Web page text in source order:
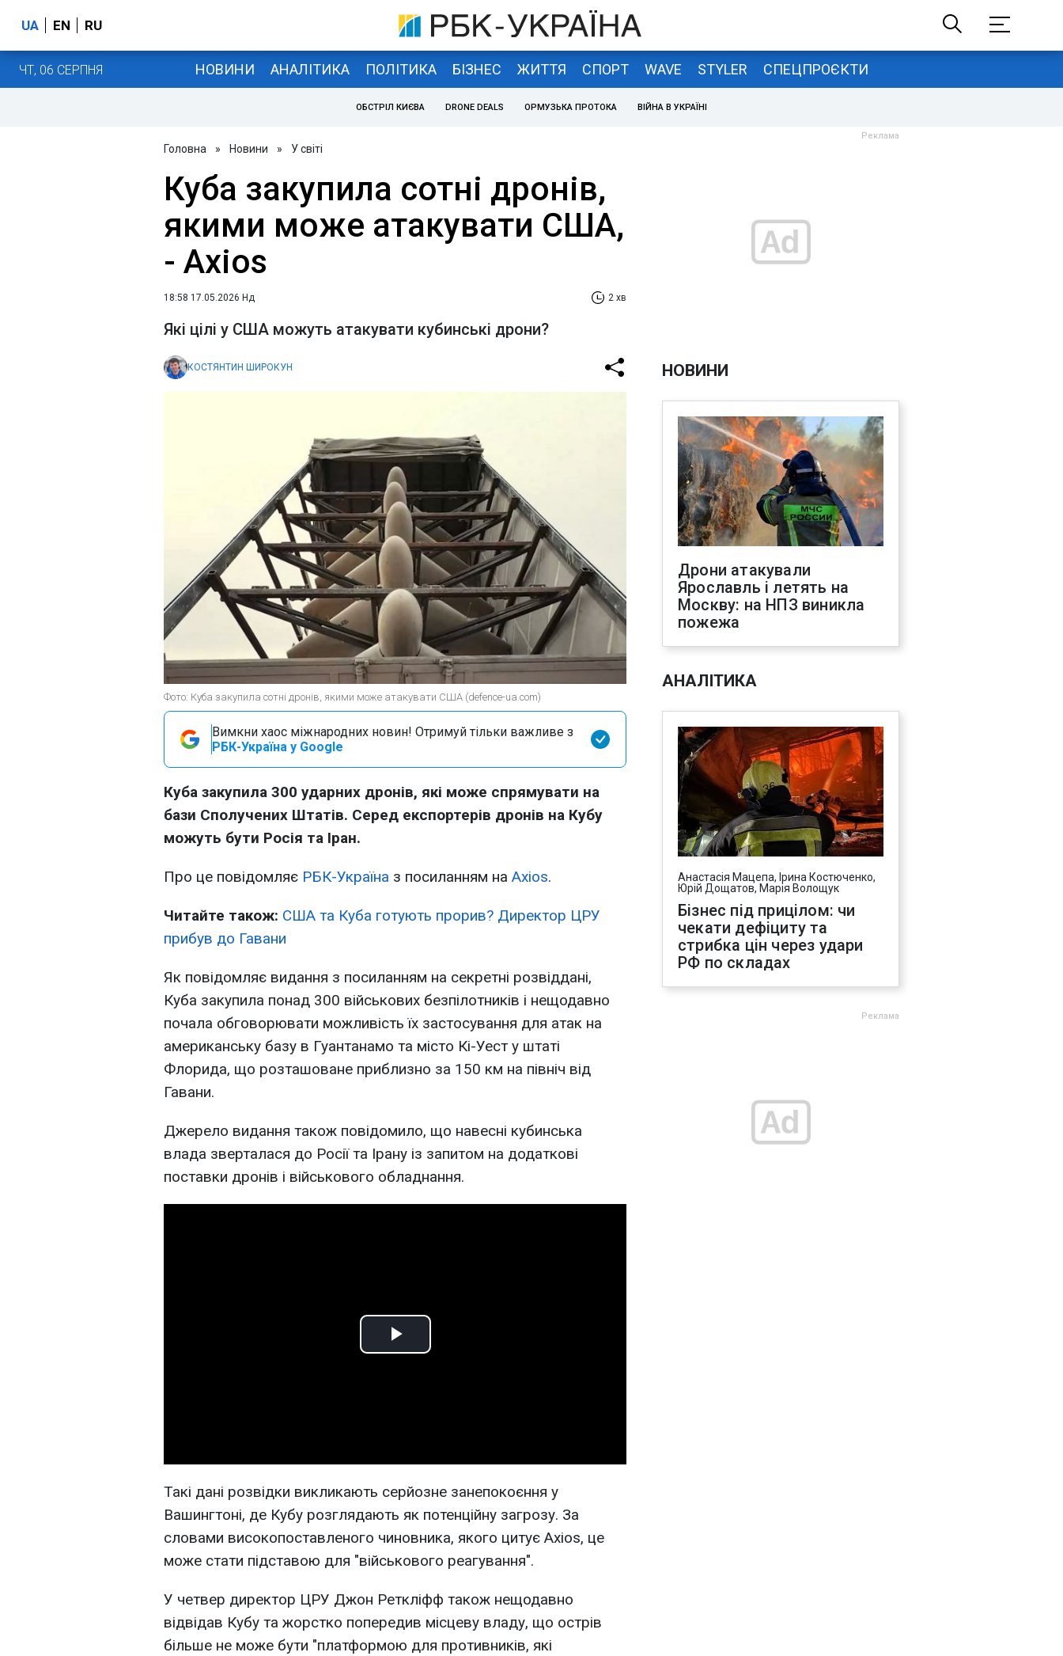
UA EN RU
ЧТ, 06 СЕРПНЯ НОВИНИ АНАЛІТИКА ПОЛІТИКА БІЗНЕС ЖИТТЯ СПОРТ WAVE STYLER СПЕЦПРОЄКТИ
ОБСТРІЛ КИЄВА DRONE DEALS ОРМУЗЬКА ПРОТОКА ВІЙНА В УКРАЇНІ
Головна » Новини » У світі
Куба закупила сотні дронів,
якими може атакувати США,
- Axios
18:58 17.05.2026 Нд 2 хв
Які цілі у США можуть атакувати кубинські дрони?
КОСТЯНТИН ШИРОКУН
Фото: Куба закупила сотні дронів, якими може атакувати США (defence-ua.com)
Вимкни хаос міжнародних новин! Отримуй тільки важливе з
РБК-Україна у Google
Куба закупила 300 ударних дронів, які може спрямувати на
бази Сполучених Штатів. Серед експортерів дронів на Кубу
можуть бути Росія та Іран.
Про це повідомляє РБК-Україна з посиланням на Axios.
Читайте також: США та Куба готують прорив? Директор ЦРУ
прибув до Гавани
Як повідомляє видання з посиланням на секретні розвіддані,
Куба закупила понад 300 військових безпілотників і нещодавно
почала обговорювати можливість їх застосування для атак на
американську базу в Гуантанамо та місто Кі-Уест у штаті
Флорида, що розташоване приблизно за 150 км на північ від
Гавани.
Джерело видання також повідомило, що навесні кубинська
влада зверталася до Росії та Ірану із запитом на додаткові
поставки дронів і військового обладнання.
Play
Такі дані розвідки викликають серйозне занепокоєння у
Вашингтоні, де Кубу розглядають як потенційну загрозу. За
словами високопоставленого чиновника, якого цитує Axios, це
може стати підставою для "військового реагування".
У четвер директор ЦРУ Джон Реткліфф також нещодавно
відвідав Кубу та жорстко попередив місцеву владу, що острів
більше не може бути "платформою для противників, які
НОВИНИ
Дрони атакували
Ярославль і летять на
Москву: на НПЗ виникла
пожежа
АНАЛІТИКА
Анастасія Мацепа, Ірина Костюченко,
Юрій Дощатов, Марія Волощук
Бізнес під прицілом: чи
чекати дефіциту та
стрибка цін через удари
РФ по складах